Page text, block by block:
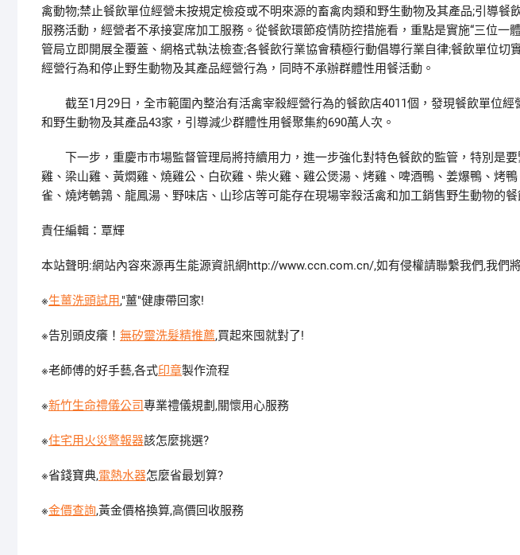
禽動物;禁止餐飲單位經營未按規定檢疫或不明來源的畜禽肉類和野生動物及其產品;引導餐
服務活動，經營者不承接宴席加工服務。從餐飲環節疫情防控措施看，重點是實施“三位一
管局立即開展全覆蓋、網格式執法檢查;各餐飲行業協會積極行動倡導行業自律;餐飲單位切
經營行為和停止野生動物及其產品經營行為，同時不承辦群體性用餐活動。
截至1月29日，全市範圍內整治有活禽宰殺經營行為的餐飲店4011個，發現餐飲單位經
和野生動物及其產品43家，引導減少群體性用餐聚集約690萬人次。
下一步，重慶市市場監督管理局將持續用力，進一步強化對特色餐飲的監管，特別是要
雞、梁山雞、黃燜雞、燒雞公、白砍雞、柴火雞、雞公煲湯、烤雞、啤酒鴨、姜爆鴨、烤
雀、燒烤鵪鶉、龍鳳湯、野味店、山珍店等可能存在現場宰殺活禽和加工銷售野生動物的
責任編輯：覃輝
本站聲明:網站內容來源再生能源資訊網http://www.ccn.com.cn/,如有侵權請聯繫我們,我們
※生薑洗頭試用,"薑"健康帶回家!
※告別頭皮癢！ 無矽靈洗髮精推薦,買起來囤就對了!
※老師傅的好手藝,各式印章製作流程
※新竹生命禮儀公司專業禮儀規劃,關懷用心服務
※住宅用火災警報器該怎麼挑選?
※省錢寶典,電熱水器怎麼省最划算?
※金價查詢,黃金價格換算,高價回收服務